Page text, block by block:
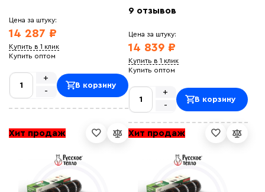
Цена за штуку:
14 287 ₽
Купить в 1 клик
Купить оптом
-
+
В корзину
9 отзывов
Цена за штуку:
14 839 ₽
Купить в 1 клик
Купить оптом
-
+
В корзину
Хит продаж Хит продаж